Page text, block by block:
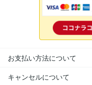
お支払い方法について
キャンセルについて